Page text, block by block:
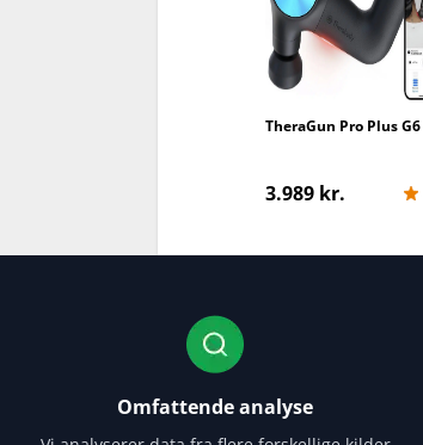
TheraGun Pro Plus G6
3.989 kr.
Omfattende analyse